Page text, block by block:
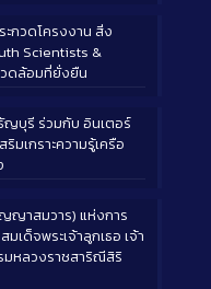
ะกวดโครงงาน สิ่ง
Scientists &
ดล้อมที่ยั่งยืน
ญบุรี ร่วมกับ อินเตอร์
มเกราะความรู้เครือ
ญาสมวาร) แห่งการ
เด็จพระเจ้าลูกเธอ เจ้า
มหลวงราชสาริณีสิริ